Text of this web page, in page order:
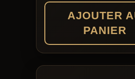
AJOUTER
PANIER